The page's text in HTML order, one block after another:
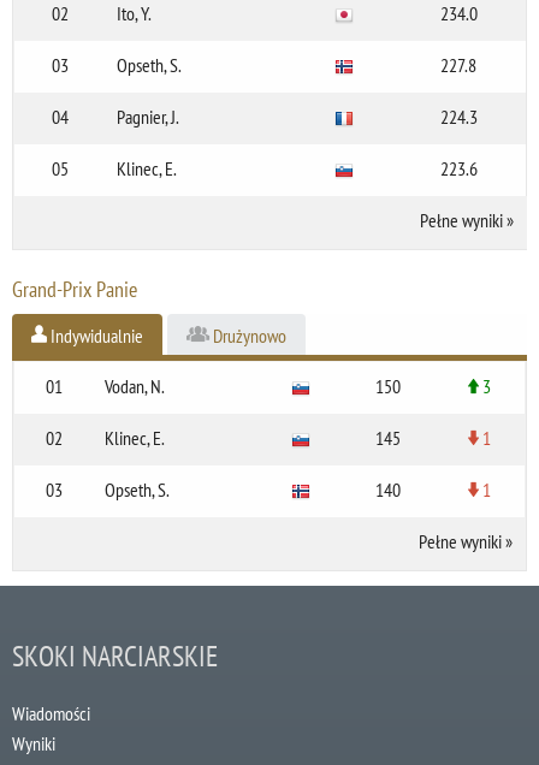
02 Ito, Y. 234.0
03 Opseth, S. 227.8
04 Pagnier, J. 224.3
05 Klinec, E. 223.6
Pełne wyniki»
Grand-Prix Panie
Indywidualnie Drużynowo
01 Vodan, N. 150 3
02 Klinec, E. 145 1
03 Opseth, S. 140 1
Pełne wyniki»
SKOKI NARCIARSKIE
Wiadomości
Wyniki